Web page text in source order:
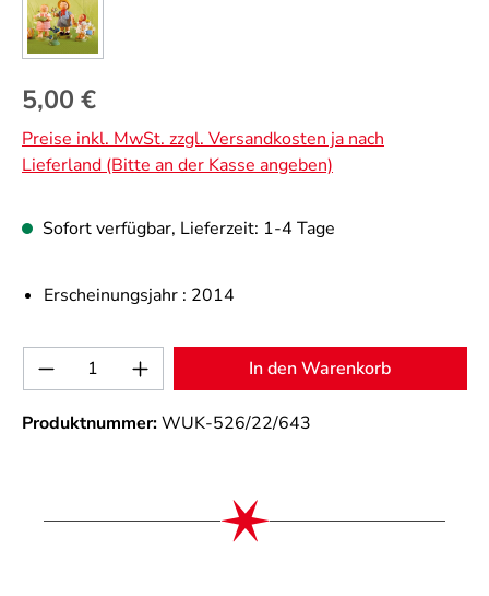
Regulärer Preis:
5,00 €
Preise inkl. MwSt. zzgl. Versandkosten ja nach
Lieferland (Bitte an der Kasse angeben)
Sofort verfügbar, Lieferzeit: 1-4 Tage
Erscheinungsjahr : 2014
Produkt Anzahl: Gib den gewünschten
In den Warenkorb
Produktnummer:WUK-526/22/643